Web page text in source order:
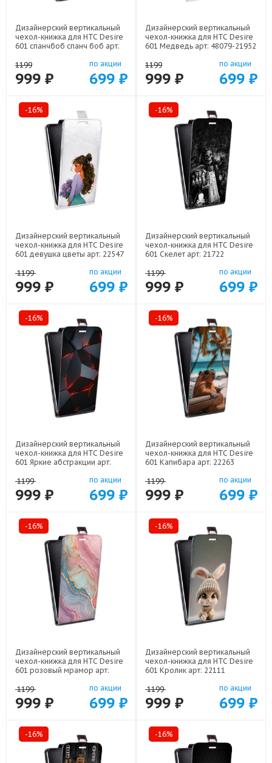
Дизайнерский вертикальный
чехол-книжка для HTC Desire
601 спанчбоб спанч боб арт:
1199
999 ₽
по акции
699 ₽
Дизайнерский вертикальный
чехол-книжка для HTC Desire
601 Медведь арт: 48079-21952
1199
999 ₽
по акции
699 ₽
-16%
Дизайнерский вертикальный
чехол-книжка для HTC Desire
601 девушка цветы арт: 22547
1199
999 ₽
по акции
699 ₽
-16%
Дизайнерский вертикальный
чехол-книжка для HTC Desire
601 Скелет арт: 21722
1199
999 ₽
по акции
699 ₽
-16%
Дизайнерский вертикальный
чехол-книжка для HTC Desire
601 Яркие абстракции арт:
1199
999 ₽
по акции
699 ₽
-16%
Дизайнерский вертикальный
чехол-книжка для HTC Desire
601 Капибара арт: 22263
1199
999 ₽
по акции
699 ₽
-16%
Дизайнерский вертикальный
чехол-книжка для HTC Desire
601 розовый мрамор арт:
1199
999 ₽
по акции
699 ₽
-16%
Дизайнерский вертикальный
чехол-книжка для HTC Desire
601 Кролик арт: 22111
1199
999 ₽
по акции
699 ₽
-16% -16%